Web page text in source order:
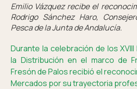
Emilio Vázquez recibe el
Rodrigo Sánchez Haro,
Pesca de la Junta de Andalucía.
Durante la celebración de los
la Distribución en el marco de
Fresón de Palos recibió el
Mercados por su trayectoria